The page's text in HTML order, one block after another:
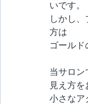
いです。
しかし
方は
ゴール
当サロン
見え方を
小さなア